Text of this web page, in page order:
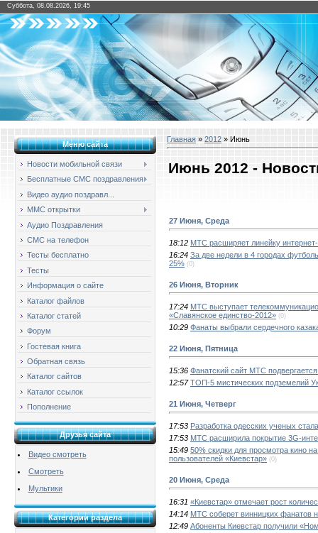
Суббота, 08.08.2026, 19:45
Меню сайта
Новости мобильной связи
Бесплатные СМС поздравления
Видео аудио поздравл...
ММС открытки
Аудио Поздравления
СМС на телефон
Тесты бесплатно
Тесты
Информация о сайте
Каталог файлов
Каталог статей
Форум
Гостевая книга
Обратная связь
Каталог сайтов
Каталог ссылок
Пополнение
Друзья сайта
Видео смотреть
Смотреть
Мультики
Категории раздела
Главная » 2012 » Июнь
Июнь 2012 -
27 Июня, Среда
18:12 МТС расширяет линейку интернет-
16:24 За две недели в 4 городах
25% (0)
26 Июня, Вторник
17:24 МТС выступает
«Славянское единство-2012» (0)
10:29 Фанаты выбрали сердечного
22 Июня, Пятница
15:36 Фанатский сайт МТС
12:57 ТОП-5 мистических подземелий
21 Июня, Четверг
17:53 Разработка одесских ученых
17:53 МТС расширила покрытие 3G-
15:49 50% скидки для просмотра кино
пользователей «Киевстар» (0)
20 Июня, Среда
16:31 «Киевстар» отмечает рост
14:14 МТС соберет винницких фанатов
12:49 Абоненты Киевстар получили